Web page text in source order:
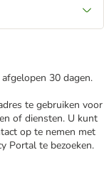
30 dagen.
te gebruiken voor
of diensten. U kunt
op te nemen met
Portal te bezoeken.